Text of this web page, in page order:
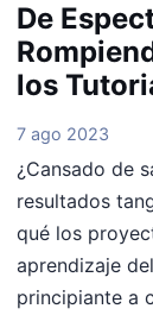
De
los
7 ago 2023
¿Cansado de
resultados
qué los
aprendizaje
principiante a